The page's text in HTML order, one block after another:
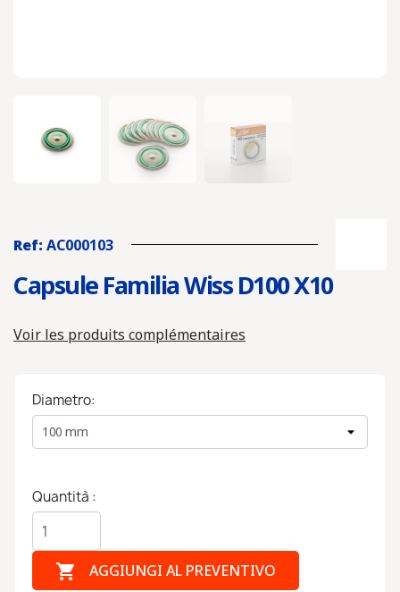
Ref: AC000103
Capsule Familia Wiss D100 X10
Voir les produits complémentaires
Diametro:
Quantità :
 AGGIUNGI AL PREVENTIVO